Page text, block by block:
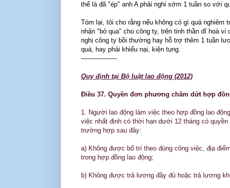
thể là đã "ép" anh A phải nghỉ sớm 1 tuần so với
Tóm lại, tôi cho rằng nếu không có gì quá
nhận "bỏ qua" cho công ty, trên tinh thần dĩ hoà
nghị công ty bồi thường hay hỗ trợ thêm 1 tuần
quá, hay phải khiếu nại, kiện tụng.
------------------
Quy định tại Bộ luật lao động (2012)
Điều 37. Quyền đơn phương chấm dứt hợp
1. Người lao động làm việc theo hợp đồng lao
việc nhất định có thời hạn dưới 12 tháng có
trường hợp sau đây:
a) Không được bố trí theo đúng công việc, địa
trong hợp đồng lao động;
b) Không được trả lương đầy đủ hoặc trả lương